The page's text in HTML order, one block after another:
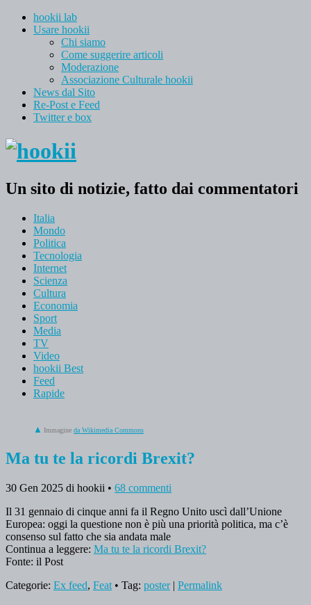
hookii lab
Usare hookii
Chi siamo
Come suggerire articoli
Moderazione
Associazione Culturale hookii
News dal Sito
Re-Post e Feed
Twitter e box
Un sito di notizie, fatto dai commentatori
Italia
Mondo
Politica
Tecnologia
Internet
Scienza
Cultura
Economia
Sport
Media
TV
Video
hookii Best
Feed
Rapide
Immagine da Wikimedia Commons
Ma tu te la ricordi Brexit?
30 Gen 2025 di hookii • 68 commenti
Il 31 gennaio di cinque anni fa il Regno Unito uscì dall’Unione
Europea: oggi la questione non è più una priorità politica, ma c’è
consenso sul fatto che sia andata male
Continua a leggere: Ma tu te la ricordi Brexit?
Fonte: il Post
Categorie: Ex feed, Feat • Tag: poster| Permalink